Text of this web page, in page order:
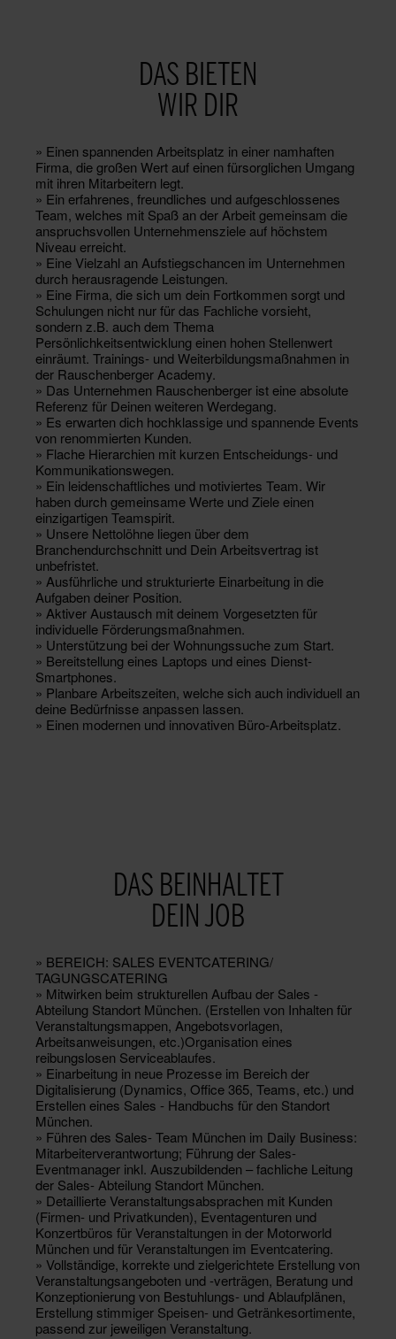
DAS BIETEN
WIR DIR
» Einen spannenden Arbeitsplatz in einer namhaften
Firma, die großen Wert auf einen fürsorglichen Umgang
mit ihren Mitarbeitern legt.
» Ein erfahrenes, freundliches und aufgeschlossenes
Team, welches mit Spaß an der Arbeit gemeinsam die
anspruchsvollen Unternehmensziele auf höchstem
Niveau erreicht.
» Eine Vielzahl an Aufstiegschancen im Unternehmen
durch herausragende Leistungen.
» Eine Firma, die sich um dein Fortkommen sorgt und
Schulungen nicht nur für das Fachliche vorsieht,
sondern z.B. auch dem Thema
Persönlichkeitsentwicklung einen hohen Stellenwert
einräumt. Trainings- und Weiterbildungsmaßnahmen in
der Rauschenberger Academy.
» Das Unternehmen Rauschenberger ist eine absolute
Referenz für Deinen weiteren Werdegang.
» Es erwarten dich hochklassige und spannende Events
von renommierten Kunden.
» Flache Hierarchien mit kurzen Entscheidungs- und
Kommunikationswegen.
» Ein leidenschaftliches und motiviertes Team. Wir
haben durch gemeinsame Werte und Ziele einen
einzigartigen Teamspirit.
» Unsere Nettolöhne liegen über dem
Branchendurchschnitt und Dein Arbeitsvertrag ist
unbefristet.
» Ausführliche und strukturierte Einarbeitung in die
Aufgaben deiner Position.
» Aktiver Austausch mit deinem Vorgesetzten für
individuelle Förderungsmaßnahmen.
» Unterstützung bei der Wohnungssuche zum Start.
» Bereitstellung eines Laptops und eines Dienst-
Smartphones.
» Planbare Arbeitszeiten, welche sich auch individuell an
deine Bedürfnisse anpassen lassen.
» Einen modernen und innovativen Büro-Arbeitsplatz.
DAS BEINHALTET
DEIN JOB
» BEREICH: SALES EVENTCATERING/
TAGUNGSCATERING
» Mitwirken beim strukturellen Aufbau der Sales -
Abteilung Standort München. (Erstellen von Inhalten für
Veranstaltungsmappen, Angebotsvorlagen,
Arbeitsanweisungen, etc.)Organisation eines
reibungslosen Serviceablaufes.
» Einarbeitung in neue Prozesse im Bereich der
Digitalisierung (Dynamics, Office 365, Teams, etc.) und
Erstellen eines Sales - Handbuchs für den Standort
München.
» Führen des Sales- Team München im Daily Business:
Mitarbeiterverantwortung; Führung der Sales-
Eventmanager inkl. Auszubildenden – fachliche Leitung
der Sales- Abteilung Standort München.
» Detaillierte Veranstaltungsabsprachen mit Kunden
(Firmen- und Privatkunden), Eventagenturen und
Konzertbüros für Veranstaltungen in der Motorworld
München und für Veranstaltungen im Eventcatering.
» Vollständige, korrekte und zielgerichtete Erstellung von
Veranstaltungsangeboten und -verträgen, Beratung und
Konzeptionierung von Bestuhlungs- und Ablaufplänen,
Erstellung stimmiger Speisen- und Getränkesortimente,
passend zur jeweiligen Veranstaltung.